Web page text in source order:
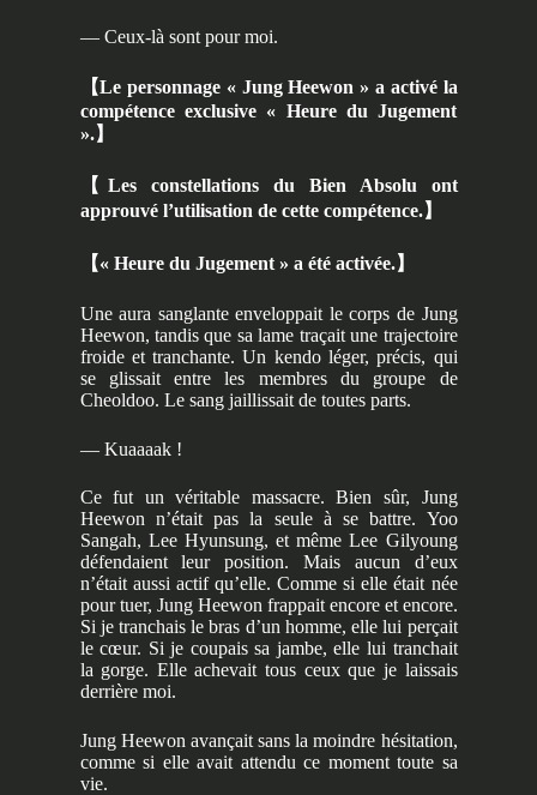
— Ceux-là sont pour moi.
【Le personnage « Jung Heewon » a activé la
compétence exclusive « Heure du Jugement
».】
【Les constellations du Bien Absolu ont
approuvé l’utilisation de cette compétence.】
【« Heure du Jugement » a été activée.】
Une aura sanglante enveloppait le corps de Jung
Heewon, tandis que sa lame traçait une trajectoire
froide et tranchante. Un kendo léger, précis, qui
se glissait entre les membres du groupe de
Cheoldoo. Le sang jaillissait de toutes parts.
— Kuaaaak !
Ce fut un véritable massacre. Bien sûr, Jung
Heewon n’était pas la seule à se battre. Yoo
Sangah, Lee Hyunsung, et même Lee Gilyoung
défendaient leur position. Mais aucun d’eux
n’était aussi actif qu’elle. Comme si elle était née
pour tuer, Jung Heewon frappait encore et encore.
Si je tranchais le bras d’un homme, elle lui perçait
le cœur. Si je coupais sa jambe, elle lui tranchait
la gorge. Elle achevait tous ceux que je laissais
derrière moi.
Jung Heewon avançait sans la moindre hésitation,
comme si elle avait attendu ce moment toute sa
vie.